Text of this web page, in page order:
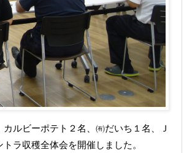
ルビーポテト２名、㈲だいち１名、Ｊ
ラ収穫全体会を開催しました。